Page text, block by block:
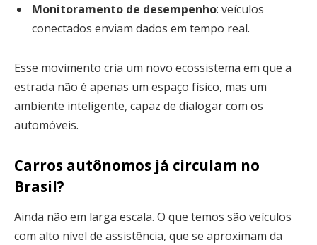
Monitoramento de desempenho: veículos
conectados enviam dados em tempo real.
Esse movimento cria um novo ecossistema em que a
estrada não é apenas um espaço físico, mas um
ambiente inteligente, capaz de dialogar com os
automóveis.
Carros autônomos já circulam no
Brasil?
Ainda não em larga escala. O que temos são veículos
com alto nível de assistência, que se aproximam da